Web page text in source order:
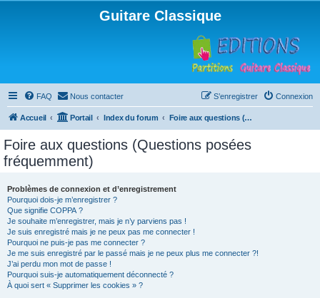
Guitare Classique
FAQ Nous contacter Connexion
S’enregistrer
Accueil Portail Index du forum Foire aux questions (Questions posées fréquemment)
Foire aux questions (Questions posées
fréquemment)
Problèmes de connexion et d’enregistrement
Pourquoi dois-je m’enregistrer ?
Que signifie COPPA ?
Je souhaite m’enregistrer, mais je n’y parviens pas !
Je suis enregistré mais je ne peux pas me connecter !
Pourquoi ne puis-je pas me connecter ?
Je me suis enregistré par le passé mais je ne peux plus me connecter ?!
J’ai perdu mon mot de passe !
Pourquoi suis-je automatiquement déconnecté ?
À quoi sert « Supprimer les cookies » ?